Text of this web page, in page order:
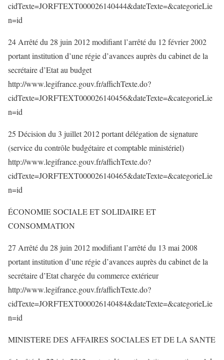
cidTexte=JORFTEXT000026140444&dateTexte=&categorieLie
n=id
24 Arrêté du 28 juin 2012 modifiant l’arrêté du 12 février 2002
portant institution d’une régie d’avances auprès du cabinet de la
secrétaire d’Etat au budget
http://www.legifrance.gouv.fr/affichTexte.do?
cidTexte=JORFTEXT000026140456&dateTexte=&categorieLie
n=id
25 Décision du 3 juillet 2012 portant délégation de signature
(service du contrôle budgétaire et comptable ministériel)
http://www.legifrance.gouv.fr/affichTexte.do?
cidTexte=JORFTEXT000026140465&dateTexte=&categorieLie
n=id
ÉCONOMIE SOCIALE ET SOLIDAIRE ET
CONSOMMATION
27 Arrêté du 28 juin 2012 modifiant l’arrêté du 13 mai 2008
portant institution d’une régie d’avances auprès du cabinet de la
secrétaire d’Etat chargée du commerce extérieur
http://www.legifrance.gouv.fr/affichTexte.do?
cidTexte=JORFTEXT000026140484&dateTexte=&categorieLie
n=id
MINISTERE DES AFFAIRES SOCIALES ET DE LA SANTE